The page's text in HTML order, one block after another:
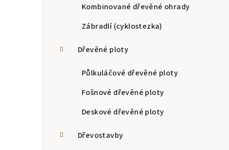
Kombinované dřevěné ohrady
Zábradlí (cyklostezka)
Dřevěné ploty
Půlkuláčové dřevěné ploty
Fošnové dřevěné ploty
Deskové dřevěné ploty
Dřevostavby